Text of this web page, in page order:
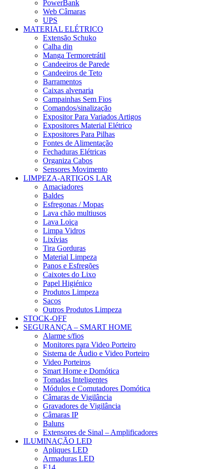
PowerBank
Web Câmaras
UPS
MATERIAL ELÉTRICO
Extensão Schuko
Calha din
Manga Termoretrátil
Candeeiros de Parede
Candeeiros de Teto
Barramentos
Caixas alvenaria
Campainhas Sem Fios
Comandos/sinalização
Expositor Para Variados Artigos
Expositores Material Elétrico
Expositores Para Pilhas
Fontes de Alimentação
Fechaduras Elétricas
Organiza Cabos
Sensores Movimento
LIMPEZA-ARTIGOS LAR
Amaciadores
Baldes
Esfregonas / Mopas
Lava chão multiusos
Lava Loiça
Limpa Vidros
Lixívias
Tira Gorduras
Material Limpeza
Panos e Esfregões
Caixotes do Lixo
Papel Higiénico
Produtos Limpeza
Sacos
Outros Produtos Limpeza
STOCK-OFF
SEGURANÇA – SMART HOME
Alarme s/fios
Monitores para Video Porteiro
Sistema de Áudio e Video Porteiro
Video Porteiros
Smart Home e Domótica
Tomadas Inteligentes
Módulos e Comutadores Domótica
Câmaras de Vigilância
Gravadores de Vigilância
Câmaras IP
Baluns
Extensores de Sinal – Amplificadores
ILUMINAÇÃO LED
Apliques LED
Armaduras LED